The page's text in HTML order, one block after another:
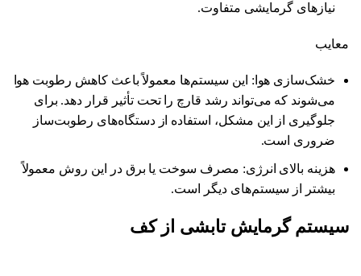
نیازهای گرمایشی متفاوت.
معایب
خشک‌سازی هوا: این سیستم‌ها معمولاً باعث کاهش رطوبت هوا
می‌شوند که می‌تواند رشد قارچ را تحت تأثیر قرار دهد. برای
جلوگیری از این مشکل، استفاده از دستگاه‌های رطوبت‌ساز
ضروری است.
هزینه بالای انرژی: مصرف سوخت یا برق در این روش معمولاً
بیشتر از سیستم‌های دیگر است.
سیستم گرمایش تابشی از کف